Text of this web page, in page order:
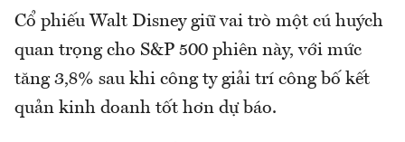
Cổ phiếu Walt Disney giữ vai trò một cú huých
quan trọng cho S&P 500 phiên này, với mức
tăng 3,8% sau khi công ty giải trí công bố kết
quản kinh doanh tốt hơn dự báo.